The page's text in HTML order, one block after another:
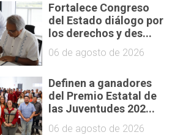
Fortalece Congreso
del Estado diálogo por
los derechos y des...
06 de agosto de 2026
Definen a ganadores
del Premio Estatal de
las Juventudes 202...
06 de agosto de 2026